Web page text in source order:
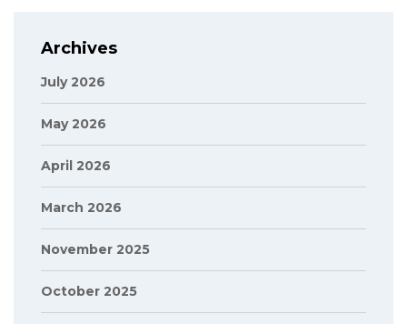
Archives
July 2026
May 2026
April 2026
March 2026
November 2025
October 2025